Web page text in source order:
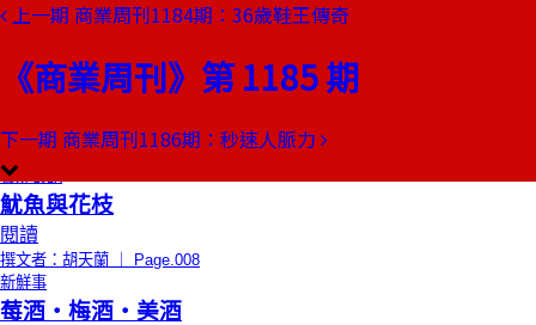
上一期 商業周刊1184期：36歲鞋王傳奇
《商業周刊》第 1185 期
下一期 商業周刊1186期：秒速人脈力
本期目錄
董事長嬉遊記
下雨天登火山
閱讀
撰文者：陶傳正 ｜ Page.006
饕姊食記
魷魚與花枝
閱讀
撰文者：胡天蘭 ｜ Page.008
新鮮事
莓酒‧梅酒‧美酒